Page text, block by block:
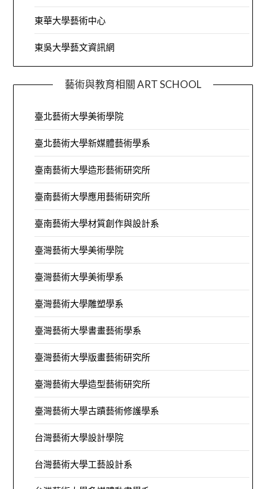
東華大學藝術中心
東吳大學藝文資訊網
藝術與教育相關 ART SCHOOL
臺北藝術大學美術學院
臺北藝術大學新媒體藝術學系
臺南藝術大學造形藝術研究所
臺南藝術大學應用藝術研究所
臺南藝術大學材質創作與設計系
臺灣藝術大學美術學院
臺灣藝術大學美術學系
臺灣藝術大學雕塑學系
臺灣藝術大學書畫藝術學系
臺灣藝術大學版畫藝術研究所
臺灣藝術大學造型藝術研究所
臺灣藝術大學古蹟藝術修護學系
台灣藝術大學設計學院
台灣藝術大學工藝設計系